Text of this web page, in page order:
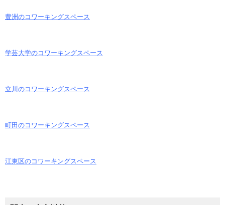
豊洲のコワーキングスペース
学芸大学のコワーキングスペース
立川のコワーキングスペース
町田のコワーキングスペース
江東区のコワーキングスペース